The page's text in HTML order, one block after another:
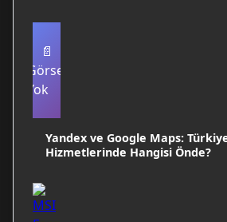
📄
Görsel
Yok
Yandex ve Google Maps:
Hizmetlerinde Hangisi Önde?